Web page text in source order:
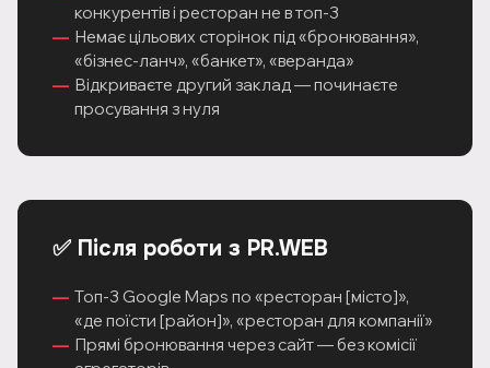
конкурентів і ресторан не в топ-3
Немає цільових сторінок під «бронювання»,
«бізнес-ланч», «банкет», «веранда»
Відкриваєте другий заклад — починаєте
просування з нуля
✅ Після роботи з PR.WEB
Топ-3 Google Maps по «ресторан [місто]»,
«де поїсти [район]», «ресторан для компанії»
Прямі бронювання через сайт — без комісії